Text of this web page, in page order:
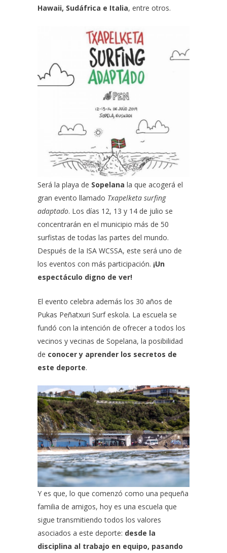
Hawaii, Sudáfrica e Italia, entre otros.
Será la playa de Sopelana la que acogerá el
gran evento llamado Txapelketa surfing
adaptado. Los días 12, 13 y 14 de julio se
concentrarán en el municipio más de 50
surfistas de todas las partes del mundo.
Después de la ISA WCSSA, este será uno de
los eventos con más participación. ¡Un
espectáculo digno de ver!
El evento celebra además los 30 años de
Pukas Peñatxuri Surf eskola. La escuela se
fundó con la intención de ofrecer a todos los
vecinos y vecinas de Sopelana, la posibilidad
de conocer y aprender los secretos de
este deporte.
Y es que, lo que comenzó como una pequeña
familia de amigos, hoy es una escuela que
sigue transmitiendo todos los valores
asociados a este deporte: desde la
disciplina al trabajo en equipo, pasando